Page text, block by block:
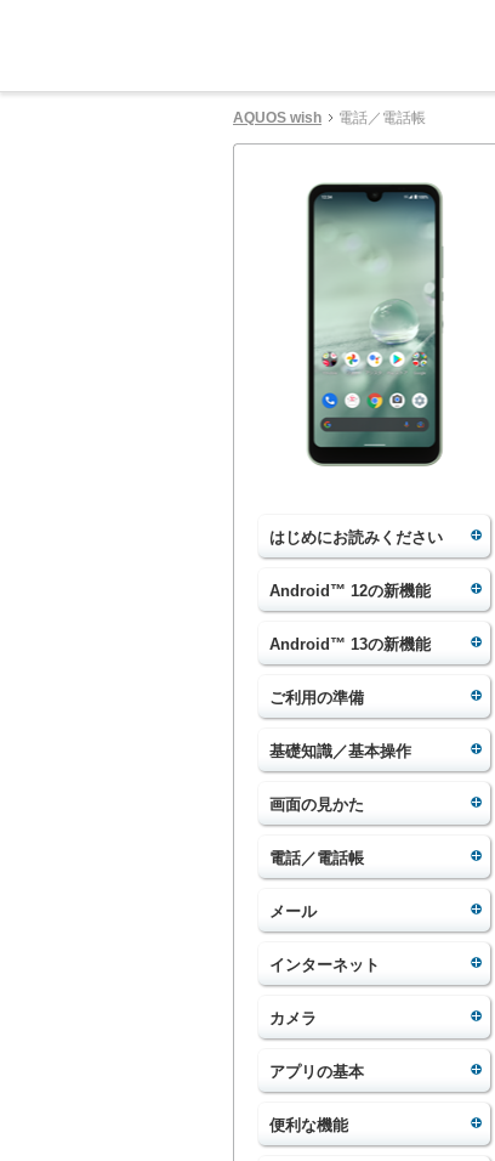
AQUOS wish 電話／電話帳
はじめにお読みください
Android™ 12の新機能
Android™ 13の新機能
ご利用の準備
基礎知識／基本操作
画面の見かた
電話／電話帳
メール
インターネット
カメラ
アプリの基本
便利な機能